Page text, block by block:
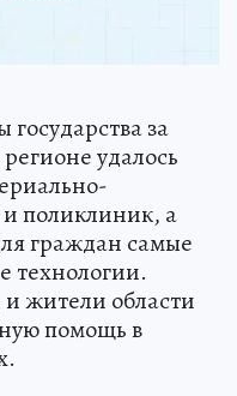
за
удалось
и поликлиник, а
граждан самые
технологии.
жители области
помощь в